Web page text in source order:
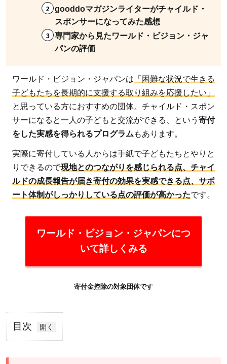
gooddoマガジンライターがチャイルド・
スポンサーになってみた感想
専門家から見たワールド・ビジョン・ジャ
パンの評価
ワールド・ビジョン・ジャパンは 「困難な状況で生きる
子どもたちを長期的に支援する取り組みを応援したい」
と思っている方におすすめの団体。チャイルド・スポン
サーになると一人の子どもと交流ができる、という 寄付
をした実感を得られるプログラム もあります。
実際に寄付している人からは手紙で子どもたちとやりと
りできるので現地とのつながりを感じられる点、チャイ
ルドの成長報告が届き寄付の効果を実感できる点、サポ
ート体制がしっかりしている点の評価が高かったです。
ワールド・ビジョン・ジャパンにつ
いて詳しくみる
寄付金控除の対象団体です
目次
1